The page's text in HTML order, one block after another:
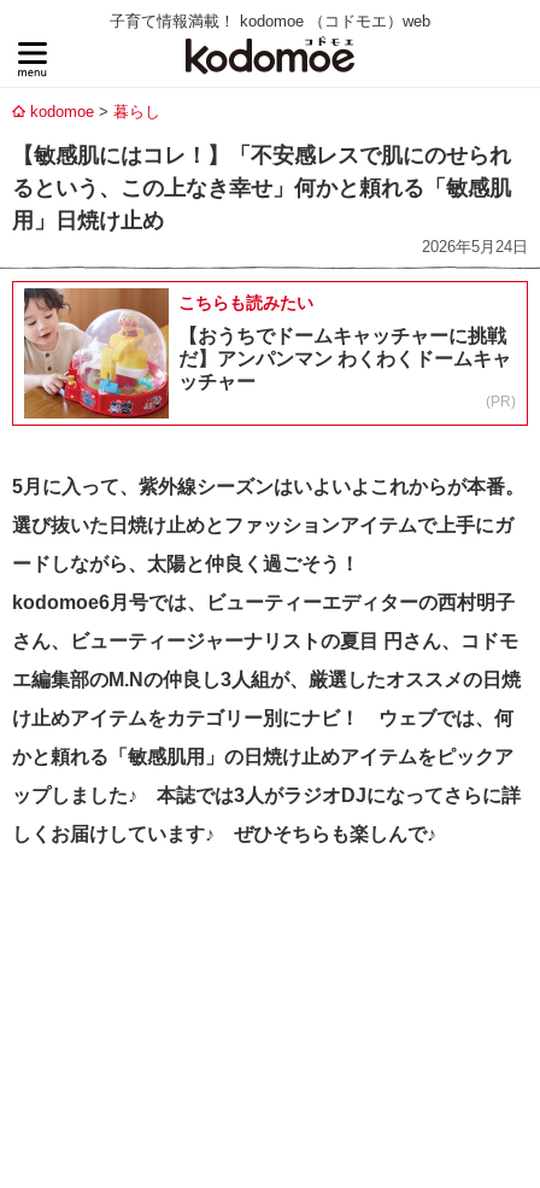
子育て情報満載！ kodomoe （コドモエ）web
kodomoe 暮らし
【敏感肌にはコレ！】「不安感レスで肌にのせられ
るという、この上なき幸せ」何かと頼れる「敏感肌
用」日焼け止め
2026年5月24日
こちらも読みたい
【おうちでドームキャッチャーに挑戦
だ】アンパンマン わくわくドームキャ
ッチャー
(PR)
5月に入って、紫外線シーズンはいよいよこれからが本番。
選び抜いた日焼け止めとファッションアイテムで上手にガ
ードしながら、太陽と仲良く過ごそう！
kodomoe6月号では、ビューティーエディターの西村明子
さん、ビューティージャーナリストの夏目 円さん、コドモ
エ編集部のM.Nの仲良し3人組が、厳選したオススメの日焼
け止めアイテムをカテゴリー別にナビ！ ウェブでは、何
かと頼れる「敏感肌用」の日焼け止めアイテムをピックア
ップしました♪ 本誌では3人がラジオDJになってさらに詳
しくお届けしています♪ ぜひそちらも楽しんで♪